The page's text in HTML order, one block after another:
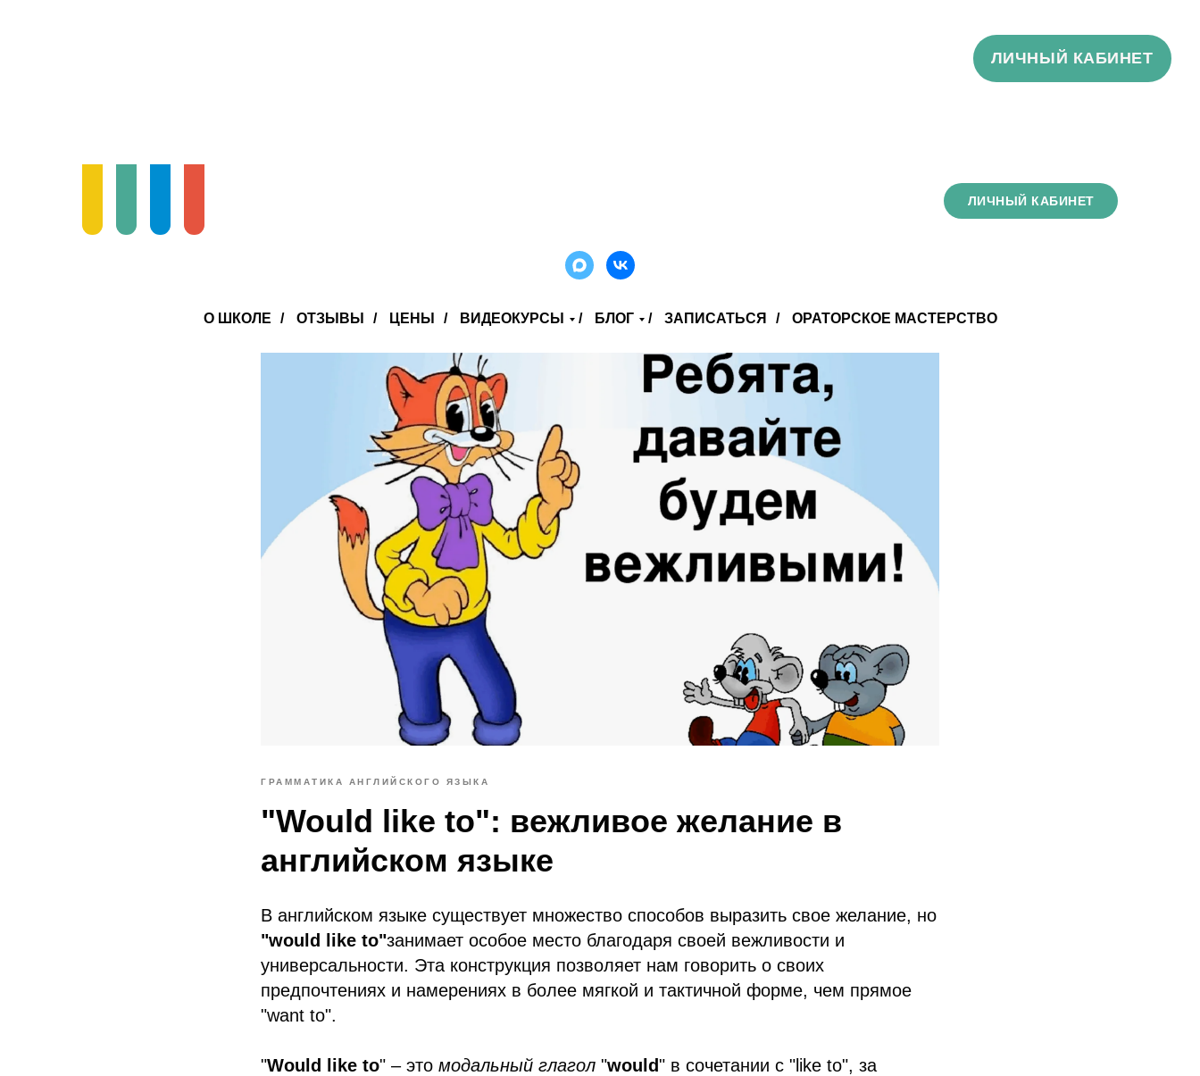
ЛИЧНЫЙ КАБИНЕТ
ЛИЧНЫЙ КАБИНЕТ
О ШКОЛЕ / ОТЗЫВЫ / ЦЕНЫ / ВИДЕОКУРСЫ / БЛОГ / ЗАПИСАТЬСЯ / ОРАТОРСКОЕ МАСТЕРСТВО
ГРАММАТИКА АНГЛИЙСКОГО ЯЗЫКА
"Would like to": вежливое желание в
английском языке
В английском языке существует множество способов выразить свое желание, но
"would like to"занимает особое место благодаря своей вежливости и
универсальности. Эта конструкция позволяет нам говорить о своих
предпочтениях и намерениях в более мягкой и тактичной форме, чем прямое
"want to".
"Would like to" – это модальный глагол "would" в сочетании с "like to", за